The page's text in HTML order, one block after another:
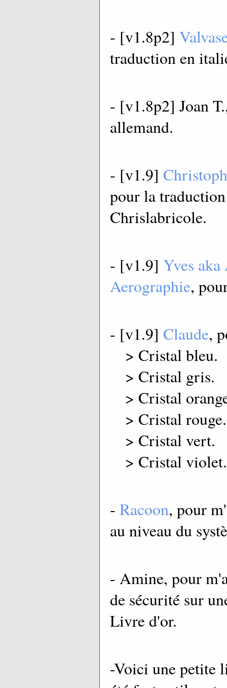
- [v1.8p2]
traduction en
- [v1.8p2] Joan
allemand.
- [v1.9]
pour la
Chrislabricole.
- [v1.9] Yves
Aerographie,
- [v1.9] Claude,
> Cristal bleu.
> Cristal gris.
> Cristal
> Cristal rouge.
> Cristal vert.
> Cristal violet.
- Racoon, pour
au niveau du
- Amine, pour
de sécurité sur
Livre d'or.
-Voici une petite